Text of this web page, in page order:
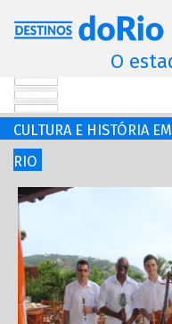
O
CULTURA E HISTÓRIA
RIO